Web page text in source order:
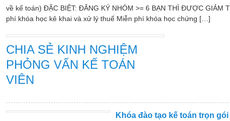
về kế toán) ĐẶC BIỆT: ĐĂNG KÝ NHÓM >= 6 BẠN THÌ ĐƯỢC
phí khóa học kê khai và xử lý thuế Miễn phí khóa học chứng […]
CHIA SẺ KINH NGHIỆM
PHỎNG VẤN KẾ TOÁN
VIÊN
Khóa đào tạo kế toán trọn